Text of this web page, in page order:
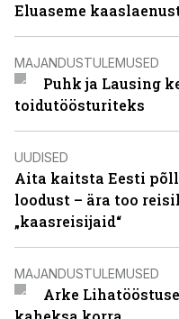
Eluaseme
MAJANDUSTULEMUSED
Puhk ja Lausing
toidutöösturiteks
UUDISED
Aita kaitsta Eesti
loodust – ära too
„kaasreisijaid“
MAJANDUSTULEMUSED
Arke